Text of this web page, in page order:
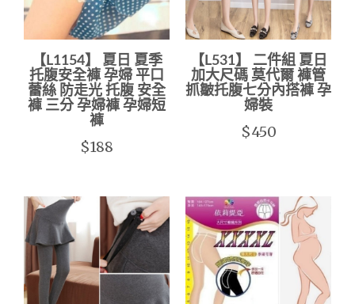
【L1154】 夏日 夏季
托腹安全褲 孕婦 平口
蕾絲 防走光 托腹 安全
褲 三分 孕婦褲 孕婦短
褲
$188
【L531】 二件組 夏日
加大尺碼 莫代爾 褲管
抓皺托腹七分內搭褲 孕
婦裝
$450